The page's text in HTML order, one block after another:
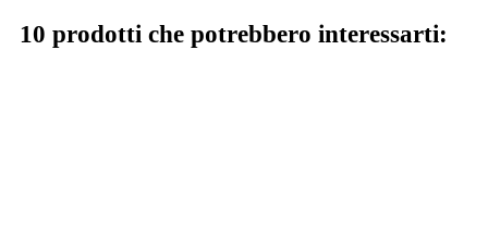
10 prodotti che potrebbero interessarti: